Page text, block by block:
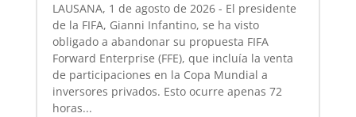
LAUSANA, 1 de agosto de 2026 - El presidente
de la FIFA, Gianni Infantino, se ha visto
obligado a abandonar su propuesta FIFA
Forward Enterprise (FFE), que incluía la venta
de participaciones en la Copa Mundial a
inversores privados. Esto ocurre apenas 72
horas...